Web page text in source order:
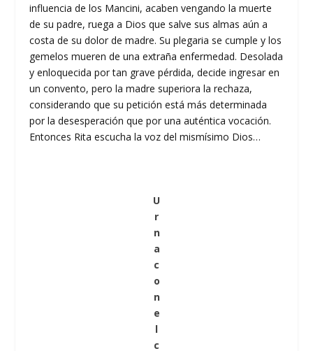
influencia de los Mancini, acaben vengando la muerte
de su padre, ruega a Dios que salve sus almas aún a
costa de su dolor de madre. Su plegaria se cumple y los
gemelos mueren de una extraña enfermedad. Desolada
y enloquecida por tan grave pérdida, decide ingresar en
un convento, pero la madre superiora la rechaza,
considerando que su petición está más determinada
por la desesperación que por una auténtica vocación.
Entonces Rita escucha la voz del mismísimo Dios…
U
r
n
a
c
o
n
e
l
c